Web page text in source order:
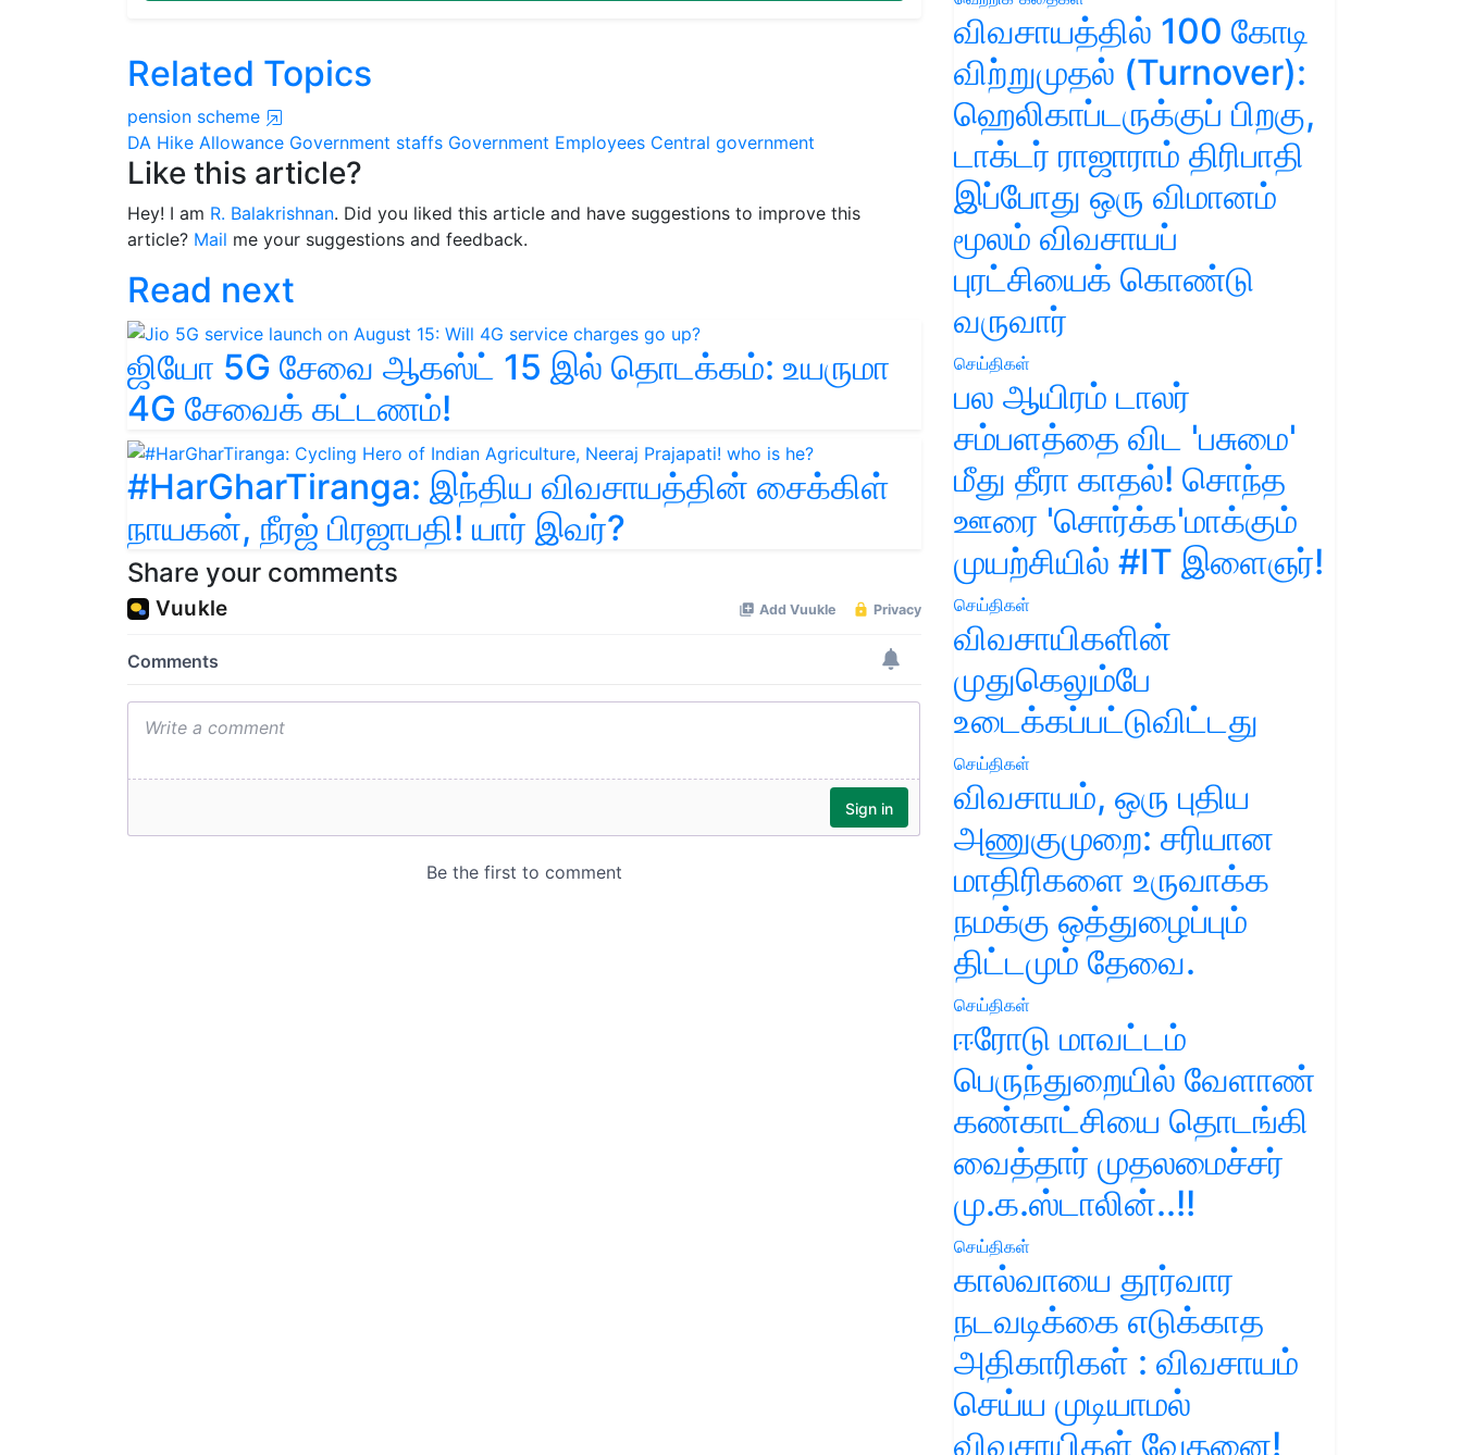
Related Topics
pension scheme
DA Hike Allowance Government staffs Government Employees Central government
Like this article?
Hey! I am R. Balakrishnan. Did you liked this article and have suggestions to improve this
article? Mail me your suggestions and feedback.
Read next
ஜியோ 5G சேவை ஆகஸ்ட் 15 இல் தொடக்கம்: உயருமா
4G சேவைக் கட்டணம்!
#HarGharTiranga: இந்திய விவசாயத்தின் சைக்கிள்
நாயகன், நீரஜ் பிரஜாபதி! யார் இவர்?
Share your comments
விவசாயத்தில் 100 கோடி
விற்றுமுதல் (Turnover):
ஹெலிகாப்டருக்குப் பிறகு,
டாக்டர் ராஜாராம் திரிபாதி
இப்போது ஒரு விமானம்
மூலம் விவசாயப்
புரட்சியைக் கொண்டு
வருவார்
செய்திகள்
பல ஆயிரம் டாலர்
சம்பளத்தை விட 'பசுமை'
மீது தீரா காதல்! சொந்த
ஊரை 'சொர்க்க'மாக்கும்
முயற்சியில் #IT இளைஞர்!
செய்திகள்
விவசாயிகளின்
முதுகெலும்பே
உடைக்கப்பட்டுவிட்டது
செய்திகள்
விவசாயம், ஒரு புதிய
அணுகுமுறை: சரியான
மாதிரிகளை உருவாக்க
நமக்கு ஒத்துழைப்பும்
திட்டமும் தேவை.
செய்திகள்
ஈரோடு மாவட்டம்
பெருந்துறையில் வேளாண்
கண்காட்சியை தொடங்கி
வைத்தார் முதலமைச்சர்
மு.க.ஸ்டாலின்..!!
செய்திகள்
கால்வாயை தூர்வார
நடவடிக்கை எடுக்காத
அதிகாரிகள் : விவசாயம்
செய்ய முடியாமல்
விவசாயிகள் வேதனை!